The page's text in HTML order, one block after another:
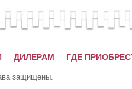
ДИЛЕРАМ ГДЕ
защищены.